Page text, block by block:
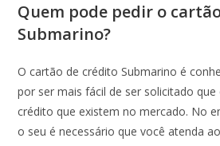
Quem pode pedir o
Submarino?
O cartão de crédito Submarino é
por ser mais fácil de ser solicitado
crédito que existem no mercado. No
o seu é necessário que você atenda